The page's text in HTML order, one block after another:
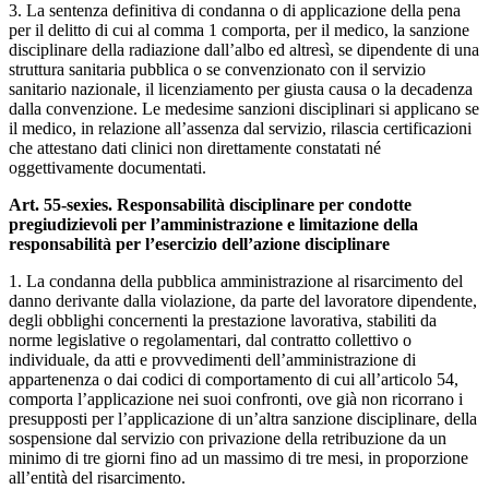
3. La sentenza definitiva di condanna o di applicazione della pena
per il delitto di cui al comma 1 comporta, per il medico, la sanzione
disciplinare della radiazione dall’albo ed altresì, se dipendente di una
struttura sanitaria pubblica o se convenzionato con il servizio
sanitario nazionale, il licenziamento per giusta causa o la decadenza
dalla convenzione. Le medesime sanzioni disciplinari si applicano se
il medico, in relazione all’assenza dal servizio, rilascia certificazioni
che attestano dati clinici non direttamente constatati né
oggettivamente documentati.
Art. 55-sexies. Responsabilità disciplinare per condotte
pregiudizievoli per l’amministrazione e limitazione della
responsabilità per l’esercizio dell’azione disciplinare
1. La condanna della pubblica amministrazione al risarcimento del
danno derivante dalla violazione, da parte del lavoratore dipendente,
degli obblighi concernenti la prestazione lavorativa, stabiliti da
norme legislative o regolamentari, dal contratto collettivo o
individuale, da atti e provvedimenti dell’amministrazione di
appartenenza o dai codici di comportamento di cui all’articolo 54,
comporta l’applicazione nei suoi confronti, ove già non ricorrano i
presupposti per l’applicazione di un’altra sanzione disciplinare, della
sospensione dal servizio con privazione della retribuzione da un
minimo di tre giorni fino ad un massimo di tre mesi, in proporzione
all’entità del risarcimento.